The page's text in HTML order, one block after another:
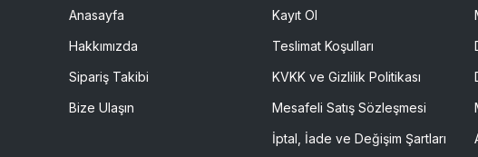
Anasayfa
Hakkımızda
Sipariş Takibi
Bize Ulaşın
Kayıt Ol
Teslimat Koşulları
KVKK ve Gizlilik Politikası
Mesafeli Satış Sözleşmesi
İptal, İade ve Değişim Şartları